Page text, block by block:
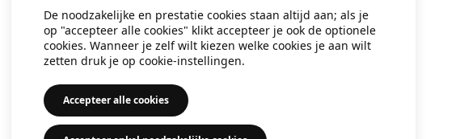
De noodzakelijke en prestatie cookies staan altijd aan; als je
op "accepteer alle cookies" klikt accepteer je ook de optionele
cookies. Wanneer je zelf wilt kiezen welke cookies je aan wilt
zetten druk je op cookie-instellingen.
Accepteer alle cookies